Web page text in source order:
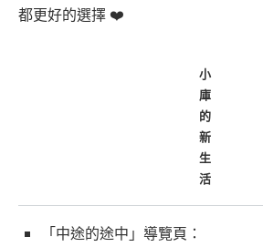
都更好的選擇 ❤️
小
庫
的
新
生
活
「中途的途中」導覽頁：